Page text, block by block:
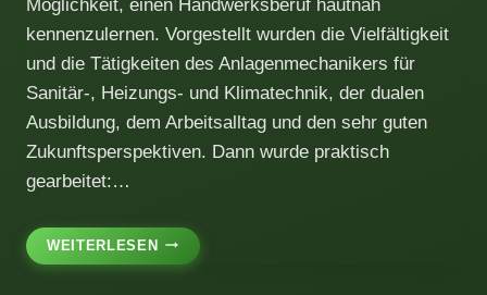
Möglichkeit, einen Handwerksberuf hautnah
kennenzulernen. Vorgestellt wurden die Vielfältigkeit
und die Tätigkeiten des Anlagenmechanikers für
Sanitär-, Heizungs- und Klimatechnik, der dualen
Ausbildung, dem Arbeitsalltag und den sehr guten
Zukunftsperspektiven. Dann wurde praktisch
gearbeitet:…
WEITERLESENEIN
HERZ